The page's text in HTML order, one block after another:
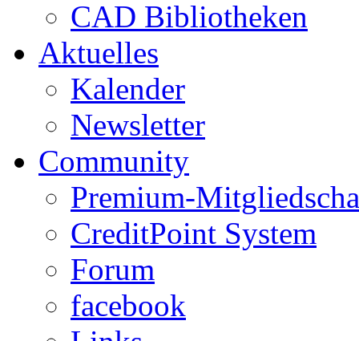
CAD Bibliotheken
Aktuelles
Kalender
Newsletter
Community
Premium-
CreditPoint System
Forum
facebook